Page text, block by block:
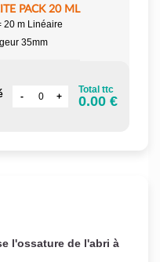
PACK 20 ML
20 m Linéaire
35mm
Total ttc
0.00 €
l'ossature de l'abri à